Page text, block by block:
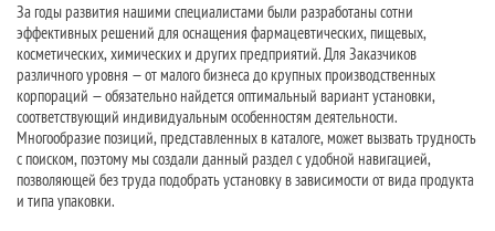
За годы развития нашими специалистами были разработаны сотни
эффективных решений для оснащения фармацевтических, пищевых,
косметических, химических и других предприятий. Для Заказчиков
различного уровня — от малого бизнеса до крупных производственных
корпораций — обязательно найдется оптимальный вариант установки,
соответствующий индивидуальным особенностям деятельности.
Многообразие позиций, представленных в каталоге, может вызвать трудность
с поиском, поэтому мы создали данный раздел с удобной навигацией,
позволяющей без труда подобрать установку в зависимости от вида продукта
и типа упаковки.